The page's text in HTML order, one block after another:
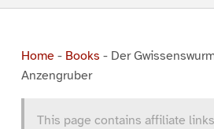
Home- Books - Der
Anzengruber
This page contains affiliate